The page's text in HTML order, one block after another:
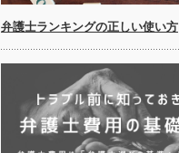
弁護士ランキングの正しい使い方